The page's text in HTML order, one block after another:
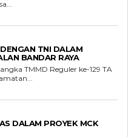
TNI DALAM
BANDAR RAYA
TMMD Reguler ke-129 TA
DALAM PROYEK MCK